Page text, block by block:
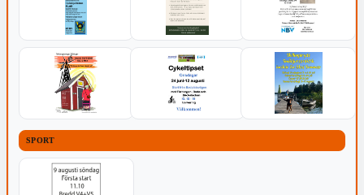
SPORT